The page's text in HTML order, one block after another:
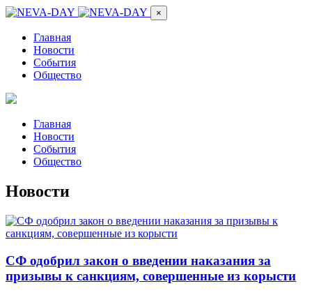
×
Главная
Новости
События
Общество
Главная
Новости
События
Общество
Новости
СФ одобрил закон о введении наказания за
призывы к санкциям, совершенные из корысти